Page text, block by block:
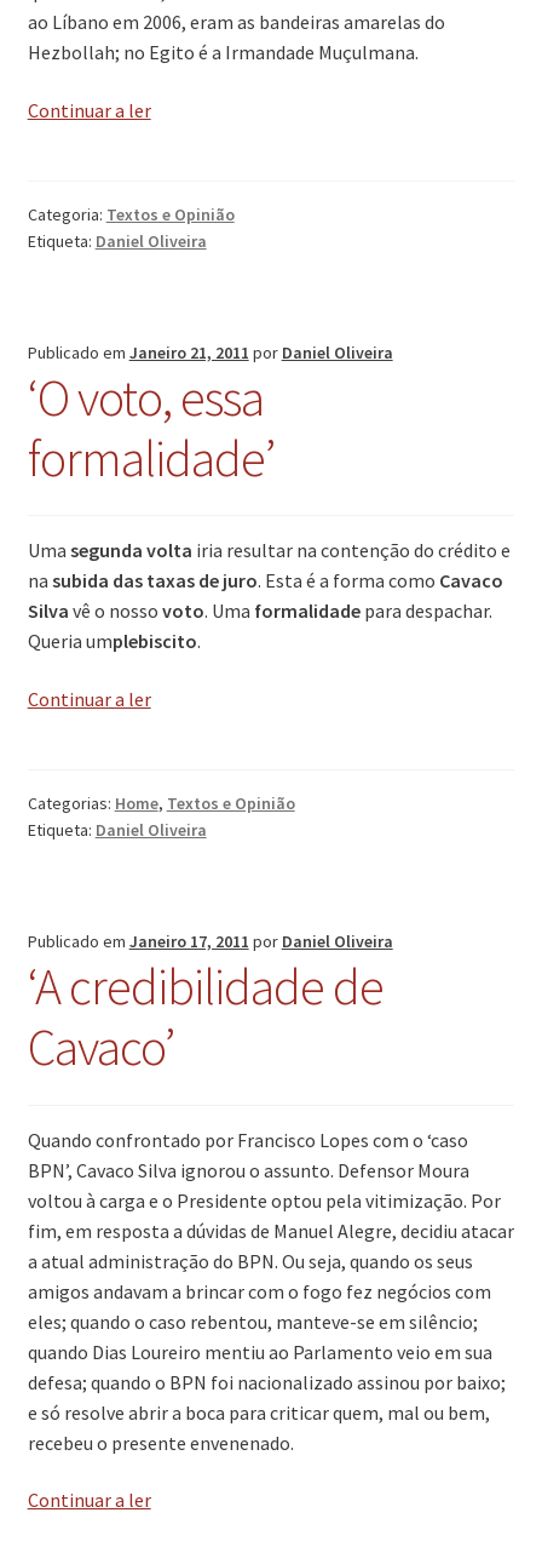
ao Líbano em 2006, eram as bandeiras amarelas do
Hezbollah; no Egito é a Irmandade Muçulmana.
Continuar a ler‘O
Categoria: Textos e Opinião
Etiqueta: Daniel Oliveira
Publicado em Janeiro 21, 2011 por Daniel Oliveira
‘O voto, essa
formalidade’
Uma segunda volta iria resultar na contenção do crédito e
na subida das taxas de juro. Esta é a forma como Cavaco
Silva vê o nosso voto. Uma formalidadepara despachar.
Queria umplebiscito.
Continuar a ler‘O
Categorias: Home, Textos e Opinião
Etiqueta: Daniel Oliveira
Publicado em Janeiro 17, 2011 por Daniel Oliveira
‘A credibilidade de
Cavaco’
Quando confrontado por Francisco Lopes com o ‘caso
BPN’, Cavaco Silva ignorou o assunto. Defensor Moura
voltou à carga e o Presidente optou pela vitimização. Por
fim, em resposta a dúvidas de Manuel Alegre, decidiu atacar
a atual administração do BPN. Ou seja, quando os seus
amigos andavam a brincar com o fogo fez negócios com
eles; quando o caso rebentou, manteve-se em silêncio;
quando Dias Loureiro mentiu ao Parlamento veio em sua
defesa; quando o BPN foi nacionalizado assinou por baixo;
e só resolve abrir a boca para criticar quem, mal ou bem,
recebeu o presente envenenado.
Continuar a ler‘A